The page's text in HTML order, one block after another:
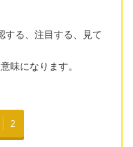
する、注目する、見て
味になります。
2